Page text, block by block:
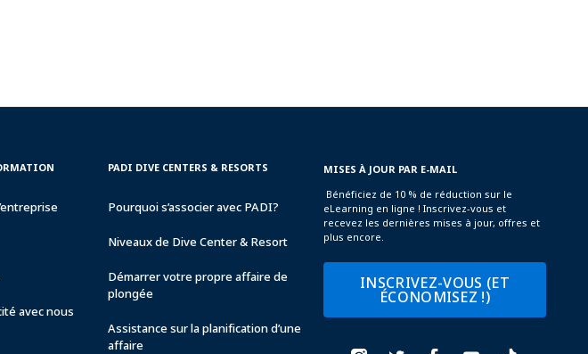
MISES À JOUR PAR E-MAIL
Bénéficiez de 10 % de réduction sur le
eLearning en ligne ! Inscrivez-vous et
recevez les dernières mises à jour, offres et
plus encore.
INSCRIVEZ-VOUS (ET
ÉCONOMISEZ !)
avec nous
PADI
PADI DIVE CENTERS & RESORTS
Pourquoi s’associer avec PADI?
Niveaux de Dive Center & Resort
Démarrer votre propre affaire de
plongée
Assistance sur la planification d’une
affaire